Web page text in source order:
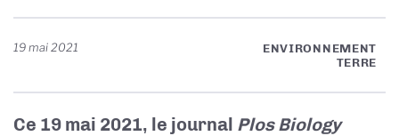
19 mai 2021
ENVIRONNEMENT
TERRE
Ce 19 mai 2021, le journal Plos Biology